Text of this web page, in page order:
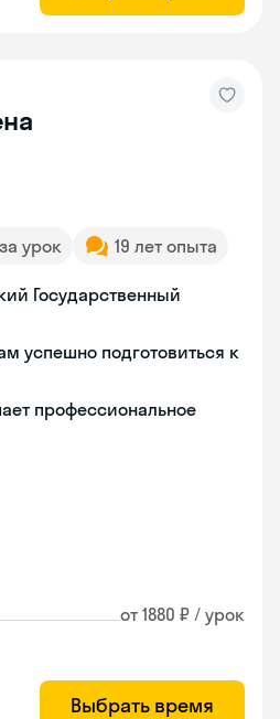
урок 19 лет опыта
Государственный
успешно подготовиться к
профессиональное
от 1880 ₽ / урок
Выбрать время